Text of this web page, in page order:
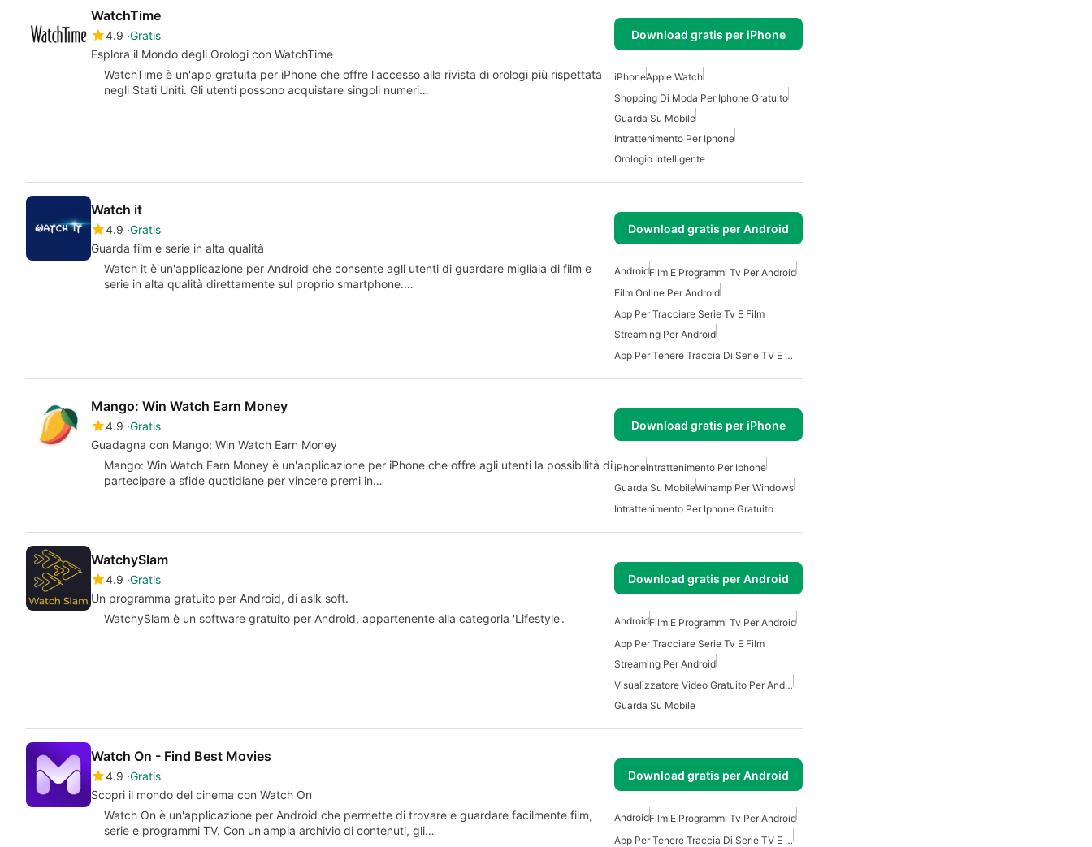
WatchTime
4.9 Gratis
Esplora il Mondo degli Orologi con WatchTime
Download gratis per iPhone
WatchTime è un'app gratuita per iPhone che offre l'accesso alla rivista di orologi più rispettata
negli Stati Uniti. Gli utenti possono acquistare singoli numeri…
iPhoneApple Watch
Shopping Di Moda Per Iphone Gratuito
Guarda Su Mobile
Intrattenimento Per Iphone
Orologio Intelligente
Watch it
4.9 Gratis
Guarda film e serie in alta qualità
Download gratis per Android
Watch it è un'applicazione per Android che consente agli utenti di guardare migliaia di film e
serie in alta qualità direttamente sul proprio smartphone.…
AndroidFilm E Programmi Tv Per Android
Film Online Per Android
App Per Tracciare Serie Tv E Film
Streaming Per Android
App Per Tenere Traccia Di Serie TV E Film
Mango: Win Watch Earn Money
4.9 Gratis
Guadagna con Mango: Win Watch Earn Money
Download gratis per iPhone
Mango: Win Watch Earn Money è un'applicazione per iPhone che offre agli utenti la possibilità di
partecipare a sfide quotidiane per vincere premi in…
iPhoneIntrattenimento Per Iphone
Guarda Su MobileWinamp Per Windows
Intrattenimento Per Iphone Gratuito
WatchySlam
4.9 Gratis
Un programma gratuito per Android, di aslk soft.
Download gratis per Android
WatchySlam è un software gratuito per Android, appartenente alla categoria 'Lifestyle'. AndroidFilm E Programmi Tv Per Android
App Per Tracciare Serie Tv E Film
Streaming Per Android
Visualizzatore Video Gratuito Per Android
Guarda Su Mobile
Watch On - Find Best Movies
4.9 Gratis
Scopri il mondo del cinema con Watch On
Download gratis per Android
Watch On è un'applicazione per Android che permette di trovare e guardare facilmente film,
serie e programmi TV. Con un'ampia archivio di contenuti, gli…
AndroidFilm E Programmi Tv Per Android
App Per Tenere Traccia Di Serie TV E Film